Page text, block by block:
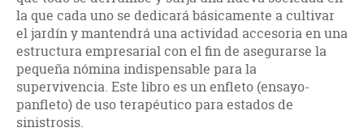
la que cada uno se dedicará básicamente a cultivar
el jardín y mantendrá una actividad accesoria en una
estructura empresarial con el fin de asegurarse la
pequeña nómina indispensable para la
supervivencia. Este libro es un enfleto (ensayo-
panfleto) de uso terapéutico para estados de
sinistrosis.